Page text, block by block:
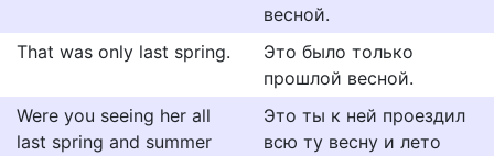
весной.
That was only last spring.
Это было только
прошлой весной.
Were you seeing her all
last spring and summer
Это ты к ней проездил
всю ту весну и лето